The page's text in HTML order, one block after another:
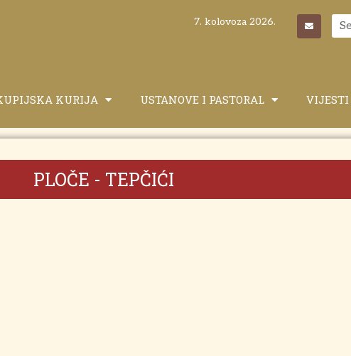
7. kolovoza 2026.
KURIJA USTANOVE I PASTORAL VIJESTI
PLOČE - TEPČIĆI